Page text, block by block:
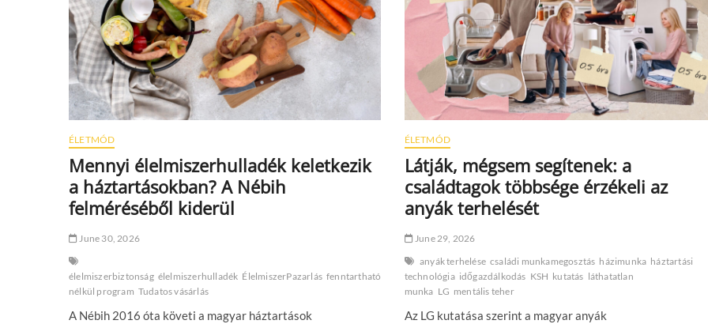
mosásról
és
az
elnyűtt
ruhák
pótlásáról
szóljon
nyár
inkább
jelent
identitást
ÉLETMÓD
Mennyi élelmiszerhulladék keletkezik
a háztartásokban? A Nébih
felméréséből kiderül
June 30, 2026
élelmiszerbiztonság élelmiszerhulladék ÉlelmiszerPazarlás fenntarthatóság háztartások hulladékcsökkentés Maradék
nélkül program Tudatos vásárlás
A Nébih 2016 óta követi a magyar háztartások
ÉLETMÓD
Látják, mégsem segítenek: a
családtagok többsége érzékeli az
anyák terhelését
June 29, 2026
anyák terhelése családi munkamegosztás házimunka háztartási
technológia időgazdálkodás KSH kutatás láthatatlan
munka LG mentális teher
Az LG kutatása szerint a magyar anyák